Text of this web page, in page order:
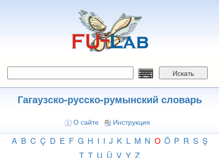
Искать
Гагаузско-русско-румынский словарь
О сайте Инструкция
A B C Ç D E F G H I I J K L M N O Ö P R S Ş
T Ţ U Ü V Y Z